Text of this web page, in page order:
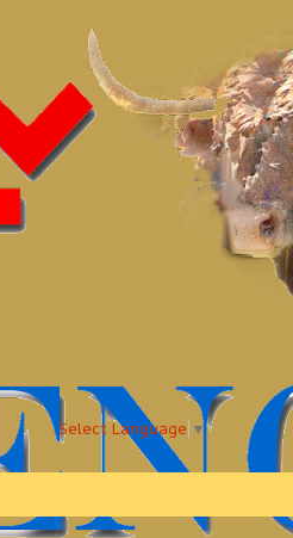
Select Language ▼